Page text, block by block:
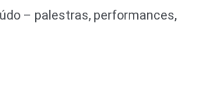
– palestras, performances,